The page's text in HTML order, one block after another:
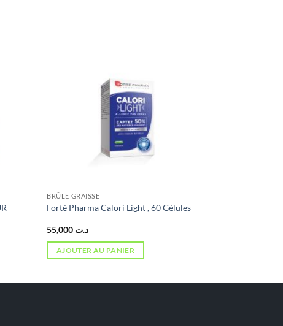
BRÛLE GRAISSE
Forté Pharma Calori Light , 60 Gélules
د.ت
AJOUTER AU PANIER